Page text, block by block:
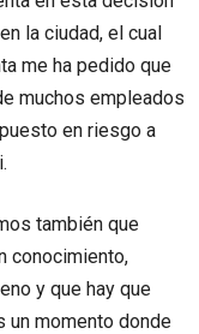
la ciudad, el cual
me ha pedido que
muchos empleados
en riesgo a
también que
conocimiento,
y que hay que
un momento donde